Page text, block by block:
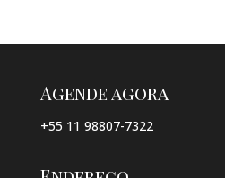
Agende agora
+55 11 98807-7322